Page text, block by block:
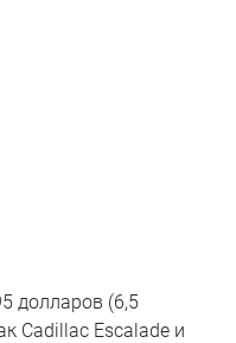
долларов (6,5
Cadillac Escalade и